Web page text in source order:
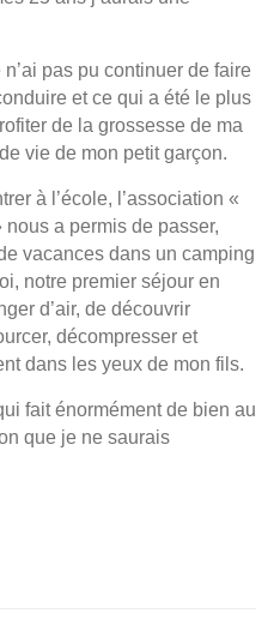
pas pu continuer de faire
et ce qui a été le plus
de la grossesse de ma
vie de mon petit garçon.
à l’école, l’association «
a permis de passer,
vacances dans un camping
notre premier séjour en
d’air, de découvrir
décompresser et
dans les yeux de mon fils.
fait énormément de bien au
que je ne saurais